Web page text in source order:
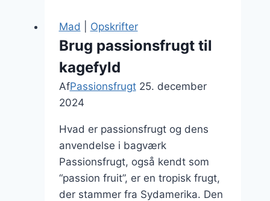
bund
Mad Opskrifter
Brug passionsfrugt til
kagefyld
AfPassionsfrugt 25. december
2024
Hvad er passionsfrugt og dens
anvendelse i bagværk
Passionsfrugt, også kendt som
“passion fruit”, er en tropisk frugt,
der stammer fra Sydamerika. Den